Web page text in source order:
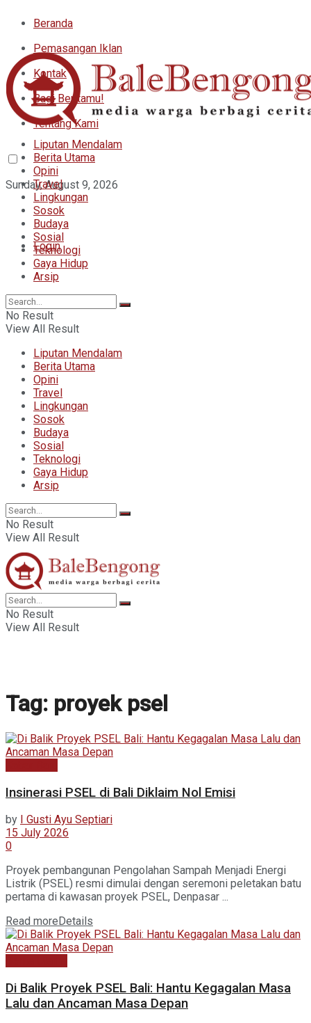
Beranda
Pemasangan Iklan
Kontak
Bagi Beritamu!
Tentang Kami
Sunday, August 9, 2026
Login
Liputan Mendalam
Berita Utama
Opini
Travel
Lingkungan
Sosok
Budaya
Sosial
Teknologi
Gaya Hidup
Arsip
No Result
View All Result
Liputan Mendalam
Berita Utama
Opini
Travel
Lingkungan
Sosok
Budaya
Sosial
Teknologi
Gaya Hidup
Arsip
No Result
View All Result
No Result
View All Result
Tag: proyek psel
Insinerasi PSEL di Bali Diklaim Nol Emisi
by
I Gusti Ayu Septiari
15 July 2026
0
Proyek pembangunan Pengolahan Sampah Menjadi Energi
Listrik (PSEL) resmi dimulai dengan seremoni peletakan batu
pertama di kawasan proyek PSEL, Denpasar ...
Read more Details
Di Balik Proyek PSEL Bali: Hantu Kegagalan Masa
Lalu dan Ancaman Masa Depan